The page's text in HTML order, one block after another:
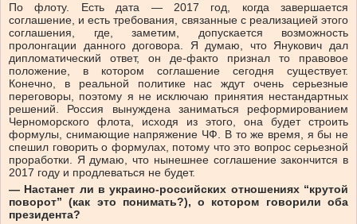
По флоту. Есть дата — 2017 год, когда завершается
соглашение, и есть требования, связанные с реализацией этого
соглашения, где, заметим, допускается возможность
пролонгации данного договора. Я думаю, что Янукович дал
дипломатический ответ, он де-факто признал то правовое
положение, в котором соглашение сегодня существует.
Конечно, в реальной политике нас ждут очень серьезные
переговоры, поэтому я не исключаю принятия нестандартных
решений. Россия вынуждена заниматься реформированием
Черноморского флота, исходя из этого, она будет строить
формулы, снимающие напряжение ЧФ. В то же время, я бы не
спешил говорить о формулах, потому что это вопрос серьезной
проработки. Я думаю, что нынешнее соглашение закончится в
2017 году и продлеваться не будет.
— Настанет ли в украино-российских отношениях “крутой
поворот” (как это понимать?), о котором говорили оба
президента?